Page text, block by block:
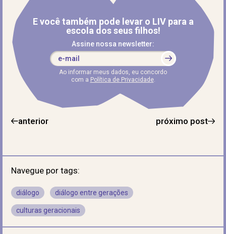
E você também pode levar o LIV para a
escola dos seus filhos!
Assine nossa newsletter:
Ao informar meus dados, eu concordo
com a Política de Privacidade.
anterior próximo post
Navegue por tags:
diálogo diálogo entre gerações
culturas geracionais